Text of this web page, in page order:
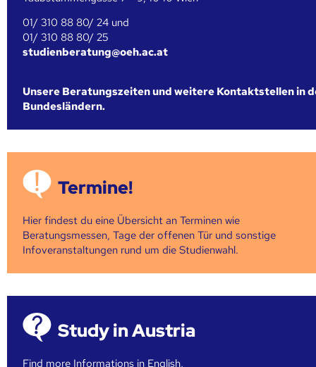
01/ 310 88 80/ 24 und
01/ 310 88 80/ 25
studienberatung@oeh.ac.at
Unsere Beratungszeiten und weitere Kontaktstellen in
Bundesländern.
Termine!
Hier findest du eine Übersicht an Terminen wie
Beratungsmessen, Tage der offenen Tür und sonstige
Infoveranstaltungen rund um die Studienwahl.
Study in Austria
Find more Informations in English,